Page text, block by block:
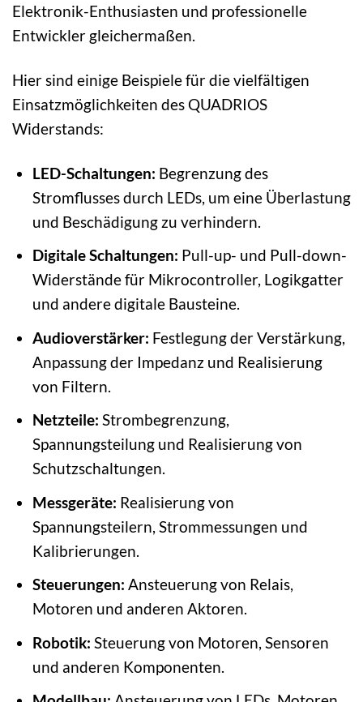
Elektronik-Enthusiasten und professionelle
Entwickler gleichermaßen.
Hier sind einige Beispiele für die vielfältigen
Einsatzmöglichkeiten des QUADRIOS
Widerstands:
LED-Schaltungen: Begrenzung des
Stromflusses durch LEDs, um eine Überlastung
und Beschädigung zu verhindern.
Digitale Schaltungen: Pull-up- und Pull-down-
Widerstände für Mikrocontroller, Logikgatter
und andere digitale Bausteine.
Audioverstärker: Festlegung der Verstärkung,
Anpassung der Impedanz und Realisierung
von Filtern.
Netzteile: Strombegrenzung,
Spannungsteilung und Realisierung von
Schutzschaltungen.
Messgeräte: Realisierung von
Spannungsteilern, Strommessungen und
Kalibrierungen.
Steuerungen: Ansteuerung von Relais,
Motoren und anderen Aktoren.
Robotik: Steuerung von Motoren, Sensoren
und anderen Komponenten.